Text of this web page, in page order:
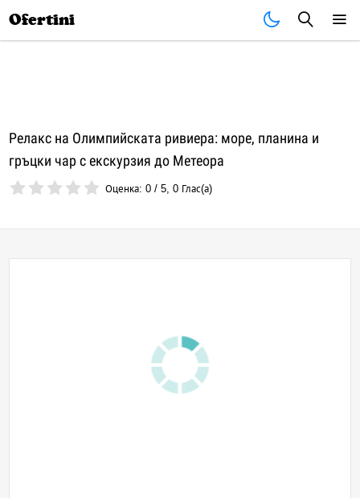
Ofertini
Релакс на Олимпийската ривиера: море, планина и
гръцки чар с екскурзия до Метеора
Оценка:0 /5,0 Глас(а)